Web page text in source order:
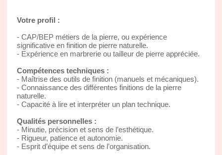
Votre profil :
- CAP/BEP métiers de la pierre, ou expérience
significative en finition de pierre naturelle.
- Expérience en marbrerie ou tailleur de pierre appréciée.
Compétences techniques :
- Maîtrise des outils de finition (manuels et mécaniques).
- Connaissance des différentes finitions de la pierre
naturelle.
- Capacité à lire et interpréter un plan technique.
Qualités personnelles :
- Minutie, précision et sens de l’esthétique.
- Rigueur, patience et autonomie.
- Esprit d’équipe et sens de l’organisation.